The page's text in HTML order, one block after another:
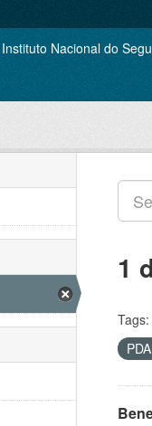
1
Tags: